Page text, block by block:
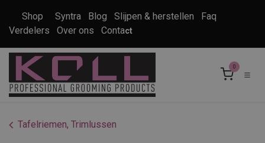
Shop Syntra Blog Slijpen & herstellen
Faq
Verdelers
Over ons Contact
0
Tafelriemen, Trimlussen